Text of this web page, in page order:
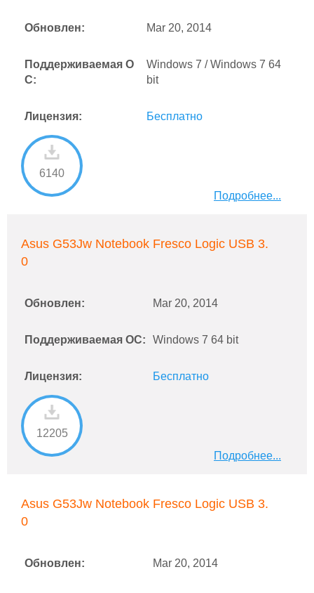
Обновлен: Mar 20, 2014
Поддерживаемая О
С:
Windows 7 / Windows 7 64
bit
Лицензия: Бесплатно
6140
Подробнее...
Asus G53Jw Notebook Fresco Logic USB 3.
0
Обновлен: Mar 20, 2014
Поддерживаемая ОС: Windows 7 64 bit
Лицензия: Бесплатно
12205
Подробнее...
Asus G53Jw Notebook Fresco Logic USB 3.
0
Обновлен: Mar 20, 2014